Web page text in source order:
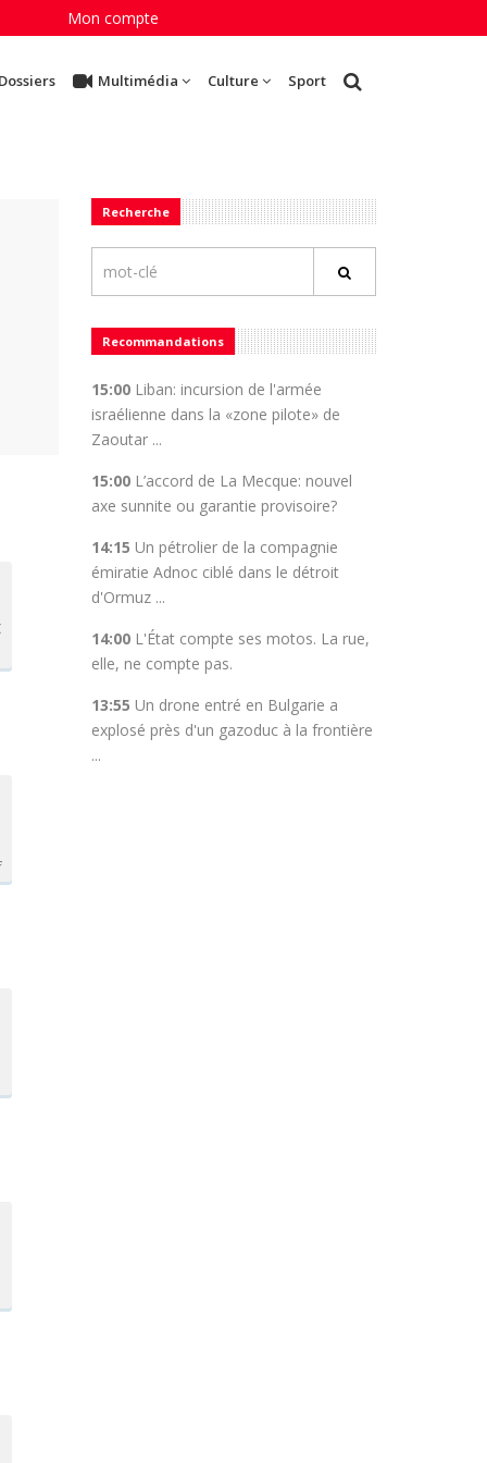
Mon compte
Multimédia Culture Sport
Recherche
Recommandations
15:00Liban: incursion de l'armée
israélienne dans la «zone pilote» de
Zaoutar ...
15:00L’accord de La Mecque: nouvel
axe sunnite ou garantie provisoire?
14:15 Un pétrolier de la compagnie
émiratie Adnoc ciblé dans le détroit
d'Ormuz ...
14:00L'État compte ses motos. La rue,
elle, ne compte pas.
13:55 Un drone entré en Bulgarie a
explosé près d'un gazoduc à la frontière
...